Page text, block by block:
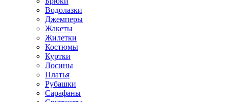
Водолазки
Джемперы
Жакеты
Жилетки
Костюмы
Куртки
Лосины
Платья
Рубашки
Сарафаны